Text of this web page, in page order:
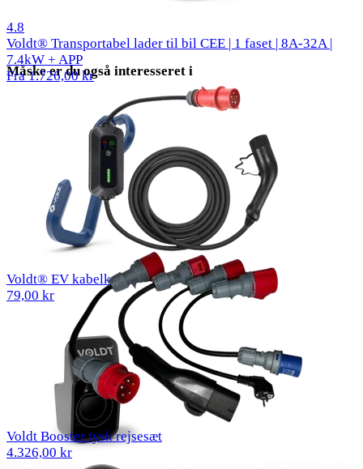
Måske er du også interesseret i
Voldt® EV kabelkrog
79,00 kr
4.8
Voldt® Transportabel lader til bil CEE | 1 faset | 8A-32A |
7.4kW + APP
Fra 1.726,00 kr
Voldt Booster tysk rejsesæt
4.326,00 kr